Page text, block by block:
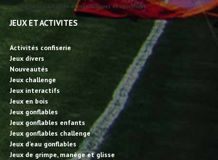
id2loisirs activités et jeux ludiques et sportives
JEUX ET ACTIVITES
Activités confiserie
Jeux divers
Nouveautés
Jeux challenge
Jeux interactifs
Jeux en bois
Jeux gonflables
Jeux gonflables enfants
Jeux gonflables challenge
Jeux d’eau gonflables
Jeux de grimpe, manège et glisse